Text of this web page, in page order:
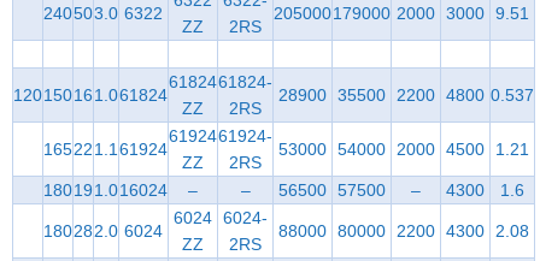
240503.0 6322
ZZ
2RS
205000179000 2000 3000 9.51
120150161.061824
61824
ZZ
61824-
2RS
28900 35500 2200 4800 0.537
165221.161924
61924
ZZ
61924-
2RS
53000 54000 2000 4500 1.21
180191.016024 – – 56500 57500 – 4300 1.6
180282.0 6024
6024
ZZ
6024-
2RS
88000 80000 2200 4300 2.08